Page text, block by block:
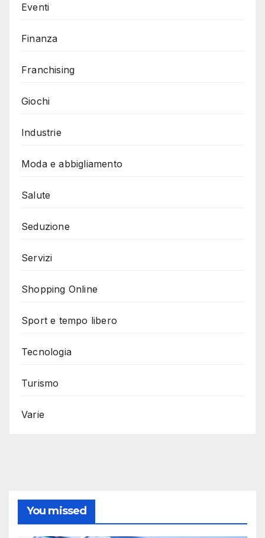
Eventi
Finanza
Franchising
Giochi
Industrie
Moda e abbigliamento
Salute
Seduzione
Servizi
Shopping Online
Sport e tempo libero
Tecnologia
Turismo
Varie
You missed